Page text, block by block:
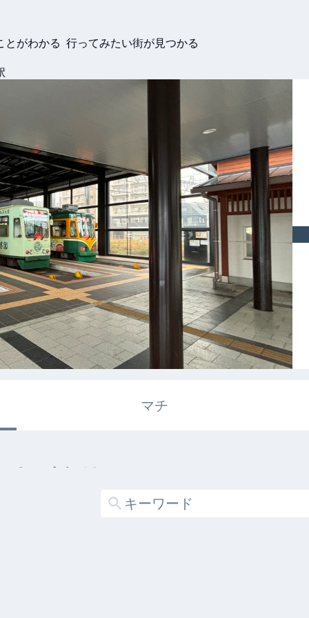
とがわかる 行ってみたい街が見つかる
マチ
キガタリ